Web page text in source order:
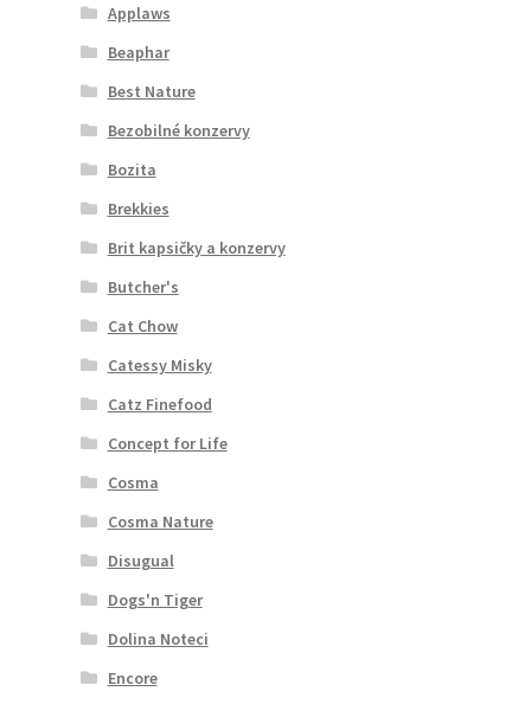
Applaws
Beaphar
Best Nature
Bezobilné konzervy
Bozita
Brekkies
Brit kapsičky a konzervy
Butcher's
Cat Chow
Catessy Misky
Catz Finefood
Concept for Life
Cosma
Cosma Nature
Disugual
Dogs'n Tiger
Dolina Noteci
Encore